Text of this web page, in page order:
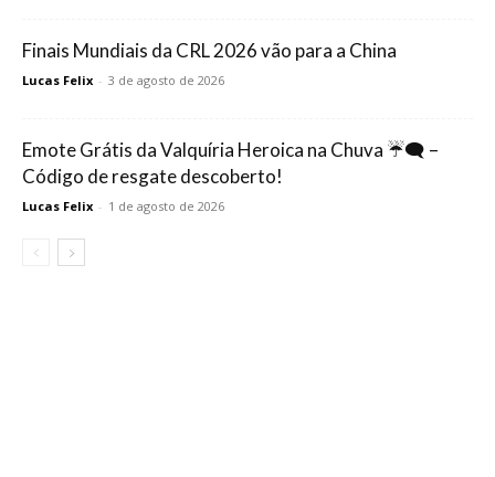
Finais Mundiais da CRL 2026 vão para a China
Lucas Felix - 3 de agosto de 2026
Emote Grátis da Valquíria Heroica na Chuva ☔🗨️ –
Código de resgate descoberto!
Lucas Felix - 1 de agosto de 2026